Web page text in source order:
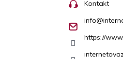
Kontakt
info@
https://